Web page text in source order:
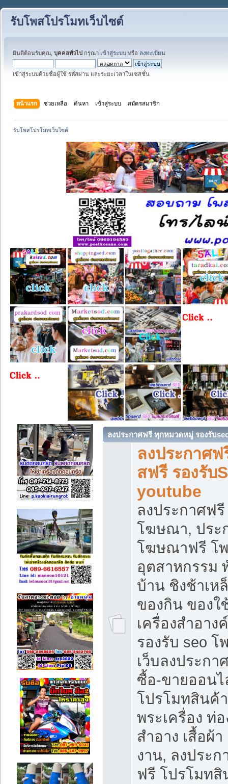
รับโพสโปรโมทเว็บไซต์
ยินดีต้อนรับคุณ, บุคคลทั่วไป กรุณา เข้าสู่ระบบ หรือ ลงทะเบียน
เข้าสู่ระบบด้วยชื่อผู้ใช้ รหัสผ่าน และระยะเวลาในเซสชั่น
หน้าแรก ช่วยเหลือ ค้นหา เข้าสู่ระบบ สมัครสมาชิก
รับโพสโปรโมทเว็บไซต์
ลงประกาศฟรี ทุกหมวดหมู่ รองรับ
ลงประกาศ
สฟรี รองรับ
youtube
ลงประกาศฟ
โฆษณา, ประ
โฆษณาฟรี โ
อุตสาหกรรม
บ้าน ชิงช้าเห
ของกิน ของใ
เครื่องสำอา
รองรับ seo โ
เว็บลงประก
ซื้อ-ขายออน
โปรโมทสินค้
พระเครื่อง ท่อ
สำอาง เสื้อผ้
งาน, ลงประ
ฟรี โปรโมท